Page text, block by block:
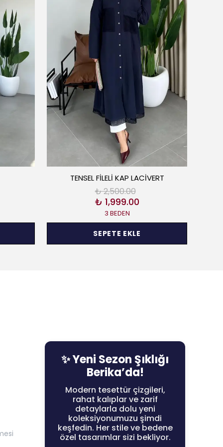
TENSEL FİLELİ KAP LACİVERT
₺ 2,500.00
₺ 1,999.00
3 BEDEN
SEPETE EKLE
✨ Yeni Sezon Şıklığı
Berika’da!
Modern tesettür çizgileri,
rahat kalıplar ve zarif
detaylarla dolu yeni
koleksiyonumuzu şimdi
keşfedin. Her stile ve bedene
özel tasarımlar sizi bekliyor.